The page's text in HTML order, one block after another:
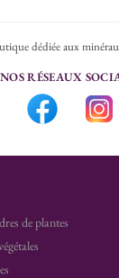
dédiée aux
NOS RÉSEAUX
de plantes